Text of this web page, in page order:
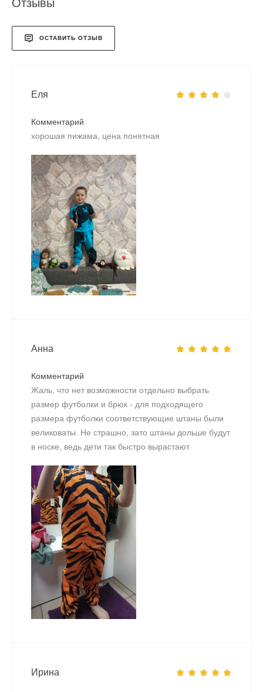
Отзывы
ОСТАВИТЬ ОТЗЫВ
Еля
Комментарий
хорошая пижама, цена понятная
Анна
Комментарий
Жаль, что нет возможности отдельно выбрать
размер футболки и брюк - для подходящего
размера футболки соответствующие штаны были
великоваты. Не страшно, зато штаны дольше будут
в носке, ведь дети так быстро вырастают
Ирина